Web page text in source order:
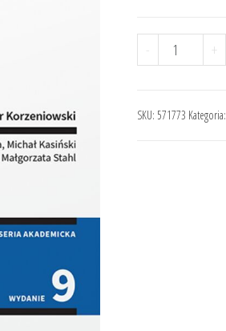
-
ilość
Prawo
Pojęcia,
+
SKU: 571773 Kategoria: